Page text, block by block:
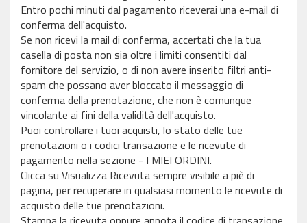
Entro pochi minuti dal pagamento riceverai una e-mail di
conferma dell'acquisto.
Se non ricevi la mail di conferma, accertati che la tua
casella di posta non sia oltre i limiti consentiti dal
fornitore del servizio, o di non avere inserito filtri anti-
spam che possano aver bloccato il messaggio di
conferma della prenotazione, che non è comunque
vincolante ai fini della validità dell'acquisto.
Puoi controllare i tuoi acquisti, lo stato delle tue
prenotazioni o i codici transazione e le ricevute di
pagamento nella sezione - I MIEI ORDINI.
Clicca su Visualizza Ricevuta sempre visibile a piè di
pagina, per recuperare in qualsiasi momento le ricevute di
acquisto delle tue prenotazioni.